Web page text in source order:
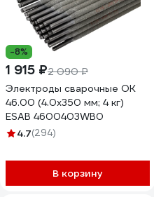
-8%
1 915 ₽2 090 ₽
Электроды сварочные OK
46.00 (4.0х350 мм; 4 кг)
ESAB 4600403WB0
4.7(294)
В корзину